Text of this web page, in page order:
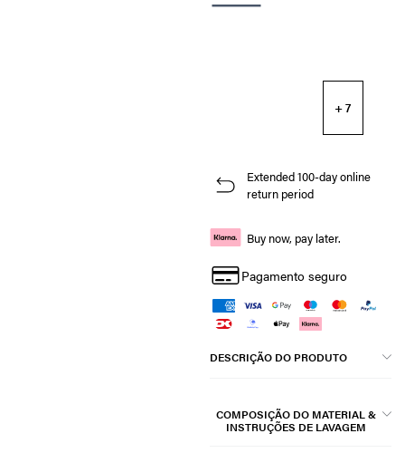
+ 7
Extended 100-day online
return period
Buy now, pay later.
Pagamento seguro
DESCRIÇÃO DO PRODUTO
COMPOSIÇÃO DO MATERIAL &
INSTRUÇÕES DE LAVAGEM